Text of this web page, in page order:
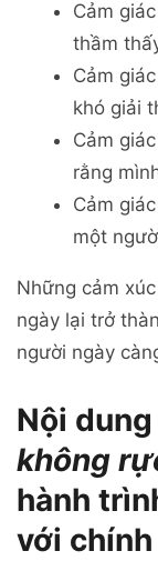
Cảm
thầm
Cảm
khó giải
Cảm
rằng
Cảm
một
Những cảm
ngày lại trở
người ngày
Nội
không
hành
với